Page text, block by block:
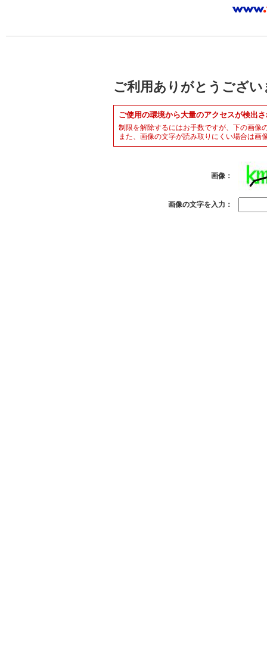
ご利用ありがとうござい
ご使用の環境から大量のアクセスが検出
制限を解除するにはお手数ですが、下の画像
また、画像の文字が読み取りにくい場合は画
画像：
画像の文字を入力：